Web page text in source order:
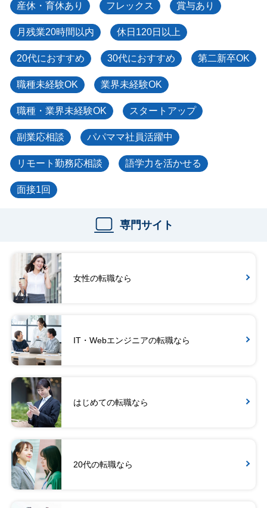
産休・育休あり フレックス 賞与あり
月残業20時間以内 休日120日以上
20代におすすめ 30代におすすめ 第二新卒OK
職種未経験OK 業界未経験OK
職種・業界未経験OK スタートアップ
副業応相談 パパママ社員活躍中
リモート勤務応相談 語学力を活かせる
面接1回
専門サイト
女性の転職なら
IT・Webエンジニアの転職なら
はじめての転職なら
20代の転職なら